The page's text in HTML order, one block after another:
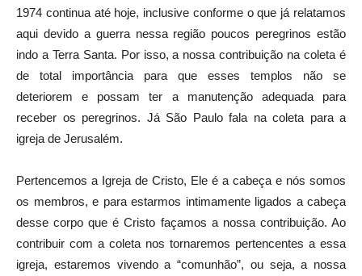
1974 continua até hoje, inclusive conforme o que já relatamos
aqui devido a guerra nessa região poucos peregrinos estão
indo a Terra Santa. Por isso, a nossa contribuição na coleta é
de total importância para que esses templos não se
deteriorem e possam ter a manutenção adequada para
receber os peregrinos. Já São Paulo fala na coleta para a
igreja de Jerusalém.
Pertencemos a Igreja de Cristo, Ele é a cabeça e nós somos
os membros, e para estarmos intimamente ligados a cabeça
desse corpo que é Cristo façamos a nossa contribuição. Ao
contribuir com a coleta nos tornaremos pertencentes a essa
igreja, estaremos vivendo a “comunhão”, ou seja, a nossa